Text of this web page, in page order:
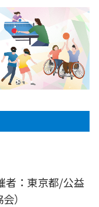
者：東京都/公益
）